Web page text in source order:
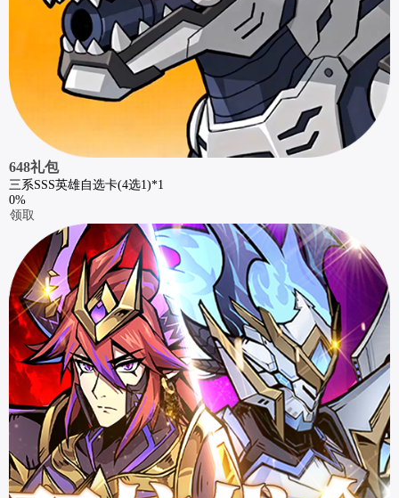
648礼包
三系SSS英雄自选卡(4选1)*1
0%
领取